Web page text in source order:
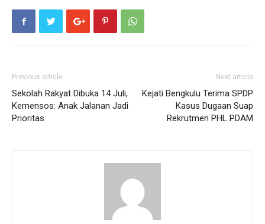
Previous article
Sekolah Rakyat Dibuka 14 Juli,
Kemensos: Anak Jalanan Jadi
Prioritas
Next article
Kejati Bengkulu Terima SPDP
Kasus Dugaan Suap
Rekrutmen PHL PDAM